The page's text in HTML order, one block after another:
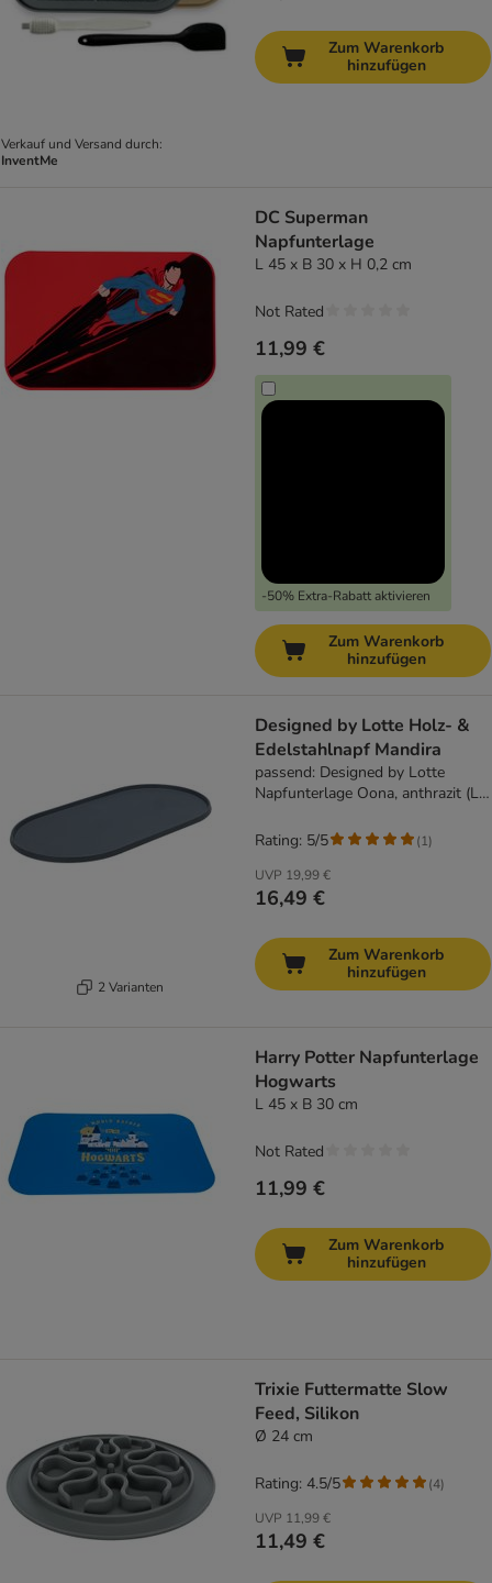
Verkauf und Versand durch:
InventMe
Zum Warenkorb
hinzufügen
DC Superman
Napfunterlage
L 45 x B 30 x H 0,2 cm
11,99 €
-50% Extra-Rabatt aktivieren
Not Rated
Zum Warenkorb
hinzufügen
2 Varianten
Designed by Lotte Holz- &
Edelstahlnapf Mandira
passend: Designed by Lotte
Napfunterlage Oona, anthrazit (L
UVP 19,99 €
16,49 €
Rating: 5/5 (1)
Zum Warenkorb
hinzufügen
Harry Potter Napfunterlage
Hogwarts
L 45 x B 30 cm
11,99 €
Not Rated
Zum Warenkorb
hinzufügen
Trixie Futtermatte Slow
Feed, Silikon
Ø 24 cm
UVP 11,99 €
11,49 €
Rating: 4.5/5 (4)